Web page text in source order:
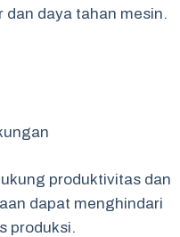
daya tahan mesin.
produktivitas dan
dapat menghindari
produksi.